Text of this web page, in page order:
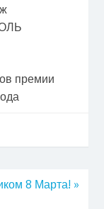
премии
8 Марта! »